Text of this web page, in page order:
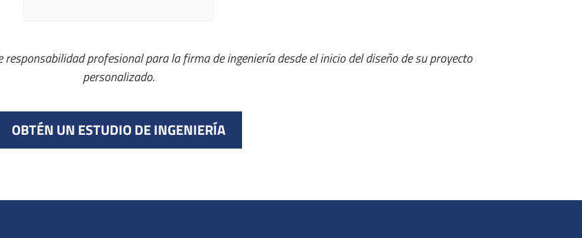
responsabilidad profesional para la firma de ingeniería desde el inicio del diseño de su proyecto
personalizado.
OBTÉN UN ESTUDIO DE INGENIERÍA